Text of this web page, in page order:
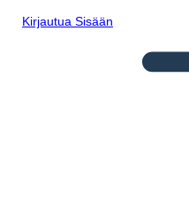
Kirjautua Sisään